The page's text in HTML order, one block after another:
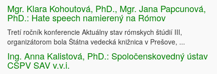
Mgr. Klara Kohoutová, PhD., Mgr. Jana Papcunová,
PhD.: Hate speech namierený na Rómov
Tretí ročník konferencie Aktuálny stav rómskych štúdií III,
organizátorom bola Štátna vedecká knižnica v Prešove, ...
Ing. Anna Kalistová, PhD.: Spoločenskovedný ústav
CSPV SAV v.v.i.